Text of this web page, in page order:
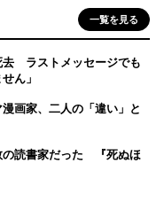
一覧を見る
去 ラストメッセージでも
ん」
画家、二人の「違い」と
の読書家だった 『死ぬほ